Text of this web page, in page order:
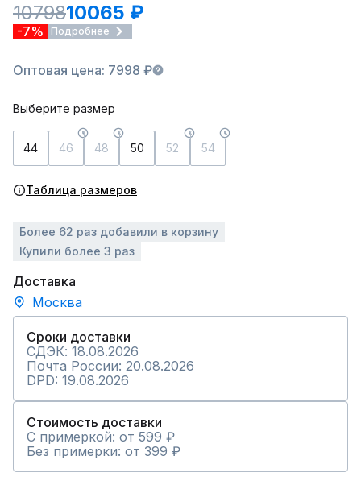
1079810065 ₽
-7% Подробнее
Оптовая цена: 7998 ₽
Выберите размер
44 46 48 50 52 54
Таблица размеров
Более 62 раз добавили в корзину
Купили более 3 раз
Доставка
Москва
Сроки доставки
СДЭК: 18.08.2026
Почта России: 20.08.2026
DPD: 19.08.2026
Стоимость доставки
С примеркой: от 599 ₽
Без примерки: от 399 ₽